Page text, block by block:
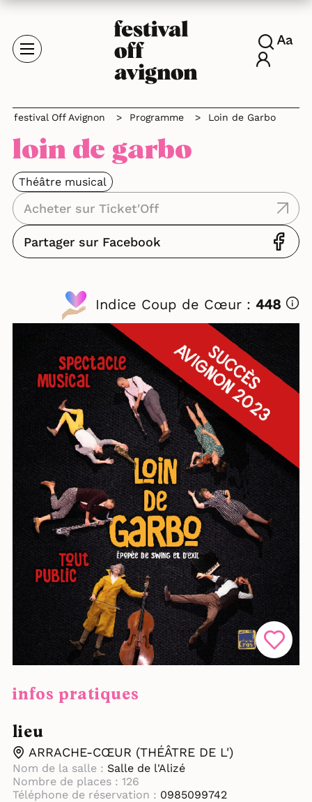
festival Off Avignon > Programme > Loin de Garbo
loin de garbo
Théâtre musical
Acheter sur Ticket'Off
Partager sur Facebook
Indice Coup de Cœur : 448
infos pratiques
lieu
ARRACHE-CŒUR (THÉÂTRE DE L')
Nom de la salle : Salle de l'Alizé
Nombre de places : 126
Téléphone de réservation : 0985099742